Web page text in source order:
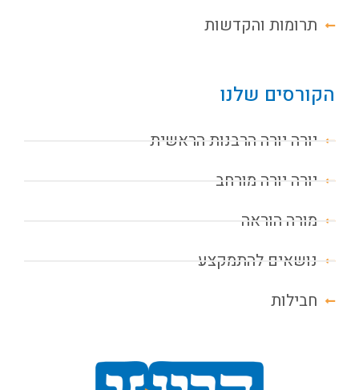
תרומות והקדשות
הקורסים שלנו
יורה יורה הרבנות הראשית
יורה יורה מורחב
מורה הוראה
נושאים להתמקצע
חבילות